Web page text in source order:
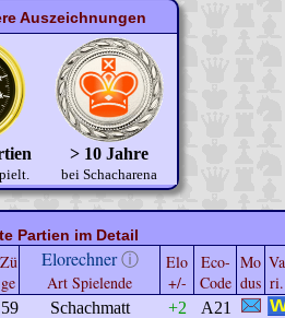
Auszeichnungen
> 10 Jahre
bei Schacharena
Partien im Detail
Zü
ge
Elorechner ⓘ
Art Spielende
Elo
+/-
Eco-
Code
Mo
dus
Va
ri.
59 Schachmatt +2
A21